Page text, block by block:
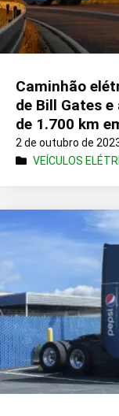
Caminhão
de Bill Gates
de 1.700 km
2 de outubro de
VEÍCULOS